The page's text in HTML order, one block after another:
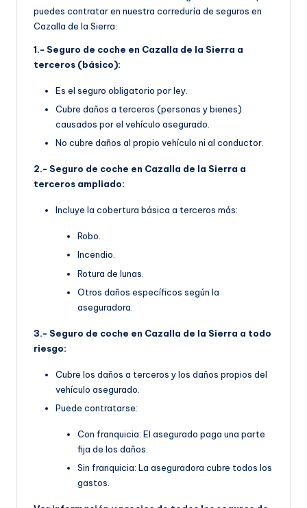
puedes contratar en nuestra correduría de seguros en
Cazalla de la Sierra:
1.- Seguro de coche en Cazalla de la Sierra a
terceros (básico):
Es el seguro obligatorio por ley.
Cubre daños a terceros (personas y bienes)
causados por el vehículo asegurado.
No cubre daños al propio vehículo ni al conductor.
2.- Seguro de coche en Cazalla de la Sierra a
terceros ampliado:
Incluye la cobertura básica a terceros más:
Robo.
Incendio.
Rotura de lunas.
Otros daños específicos según la
aseguradora.
3.- Seguro de coche en Cazalla de la Sierra a todo
riesgo:
Cubre los daños a terceros y los daños propios del
vehículo asegurado.
Puede contratarse:
Con franquicia: El asegurado paga una parte
fija de los daños.
Sin franquicia: La aseguradora cubre todos los
gastos.